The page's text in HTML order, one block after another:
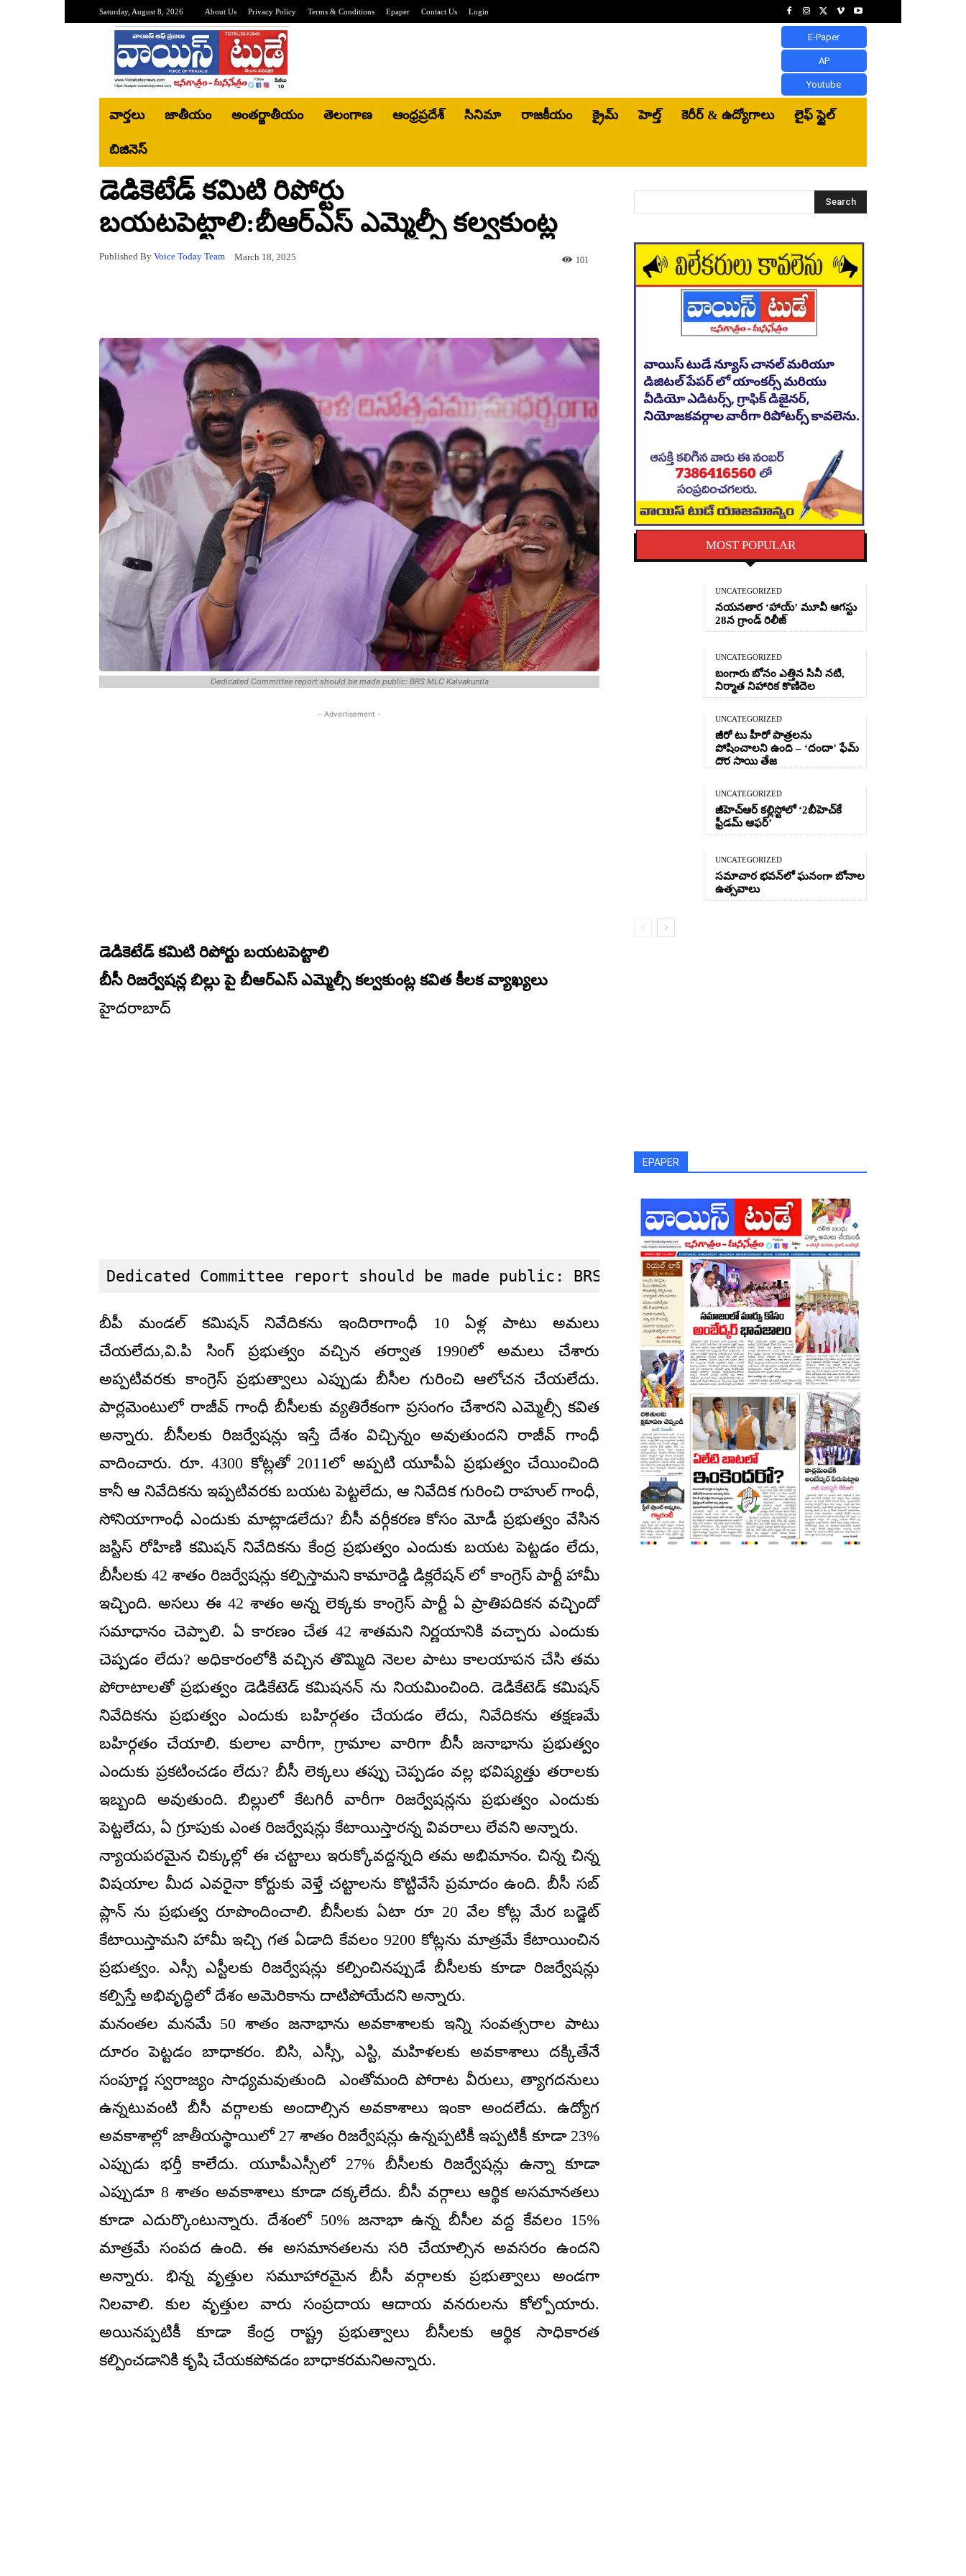
Saturday, August 8, 2026 About Us Privacy Policy Terms & Conditions Epaper Contact Us Login
E-Paper
AP
Youtube
వార్తలు జాతీయం అంతర్జాతీయం తెలంగాణ ఆంధ్రప్రదేశ్ సినిమా రాజకీయం క్రైమ్ హెల్త్‌ కెరీర్ & ఉద్యోగాలు లైఫ్ స్టైల్
బిజినెస్‌
డెడికెటేడ్ కమిటి రిపోర్టు
బయటపెట్టాలి:బీఆర్ఎస్ ఎమ్మెల్సీ కల్వకుంట్ల
Published By Voice Today Team March 18, 2025 101
Dedicated Committee report should be made public: BRS MLC Kalvakuntla
- Advertisement -
డెడికెటేడ్ కమిటి రిపోర్టు బయటపెట్టాలి
బీసీ రిజర్వేషన్ల బిల్లు పై బీఆర్ఎస్ ఎమ్మెల్సీ కల్వకుంట్ల కవిత కీలక వ్యాఖ్యలు
హైదరాబాద్
Dedicated Committee report should be made public: BRS MLC Kalvakuntla
బీపీ మండల్ కమిషన్ నివేదికను ఇందిరాగాంధీ 10 ఏళ్ల పాటు అమలు
చేయలేదు,వి.పి సింగ్ ప్రభుత్వం వచ్చిన తర్వాత 1990లో అమలు చేశారు
అప్పటివరకు కాంగ్రెస్ ప్రభుత్వాలు ఎప్పుడు బీసీల గురించి ఆలోచన చేయలేదు.
పార్లమెంటులో రాజీవ్ గాంధీ బీసీలకు వ్యతిరేకంగా ప్రసంగం చేశారని ఎమ్మెల్సీ కవిత
అన్నారు. బీసీలకు రిజర్వేషన్లు ఇస్తే దేశం విచ్చిన్నం అవుతుందని రాజీవ్ గాంధీ
వాదించారు. రూ. 4300 కోట్లతో 2011లో అప్పటి యూపీఏ ప్రభుత్వం చేయించింది
కానీ ఆ నివేదికను ఇప్పటివరకు బయట పెట్టలేదు, ఆ నివేదిక గురించి రాహుల్ గాంధీ,
సోనియాగాంధీ ఎందుకు మాట్లాడలేదు? బీసీ వర్గీకరణ కోసం మోడీ ప్రభుత్వం వేసిన
జస్టిస్ రోహిణి కమిషన్ నివేదికను కేంద్ర ప్రభుత్వం ఎందుకు బయట పెట్టడం లేదు,
బీసీలకు 42 శాతం రిజర్వేషన్లు కల్పిస్తామని కామారెడ్డి డిక్లరేషన్ లో కాంగ్రెస్ పార్టీ హామీ
ఇచ్చింది. అసలు ఈ 42 శాతం అన్న లెక్కకు కాంగ్రెస్ పార్టీ ఏ ప్రాతిపదికన వచ్చిందో
సమాధానం చెప్పాలి. ఏ కారణం చేత 42 శాతమని నిర్ణయానికి వచ్చారు ఎందుకు
చెప్పడం లేదు? అధికారంలోకి వచ్చిన తొమ్మిది నెలల పాటు కాలయాపన చేసి తమ
పోరాటాలతో ప్రభుత్వం డెడికేటెడ్ కమిషనన్ ను నియమించింది. డెడికేటెడ్ కమిషన్
నివేదికను ప్రభుత్వం ఎందుకు బహిర్గతం చేయడం లేదు, నివేదికను తక్షణమే
బహిర్గతం చేయాలి. కులాల వారీగా, గ్రామాల వారిగా బీసీ జనాభాను ప్రభుత్వం
ఎందుకు ప్రకటించడం లేదు? బీసీ లెక్కలు తప్పు చెప్పడం వల్ల భవిష్యత్తు తరాలకు
ఇబ్బంది అవుతుంది. బిల్లులో కేటగిరీ వారీగా రిజర్వేషన్లను ప్రభుత్వం ఎందుకు
పెట్టలేదు, ఏ గ్రూపుకు ఎంత రిజర్వేషన్లు కేటాయిస్తారన్న వివరాలు లేవని అన్నారు.
న్యాయపరమైన చిక్కుల్లో ఈ చట్టాలు ఇరుక్కోవద్దన్నది తమ అభిమానం. చిన్న చిన్న
విషయాల మీద ఎవరైనా కోర్టుకు వెళ్తే చట్టాలను కొట్టివేసే ప్రమాదం ఉంది. బీసీ సబ్
ప్లాన్ ను ప్రభుత్వ రూపొందించాలి. బీసీలకు ఏటా రూ 20 వేల కోట్ల మేర బడ్జెట్
కేటాయిస్తామని హామీ ఇచ్చి గత ఏడాది కేవలం 9200 కోట్లను మాత్రమే కేటాయించిన
ప్రభుత్వం. ఎస్సీ ఎస్టీలకు రిజర్వేషన్లు కల్పించినప్పుడే బీసీలకు కూడా రిజర్వేషన్లు
కల్పిస్తే అభివృద్ధిలో దేశం అమెరికాను దాటిపోయేదని అన్నారు.
మనంతల మనమే 50 శాతం జనాభాను అవకాశాలకు ఇన్ని సంవత్సరాల పాటు
దూరం పెట్టడం బాధాకరం. బిసి, ఎస్సీ, ఎస్టి, మహిళలకు అవకాశాలు దక్కితేనే
సంపూర్ణ స్వరాజ్యం సాధ్యమవుతుంది ఎంతోమంది పోరాట వీరులు, త్యాగదనులు
ఉన్నటువంటి బీసీ వర్గాలకు అందాల్సిన అవకాశాలు ఇంకా అందలేదు. ఉద్యోగ
అవకాశాల్లో జాతీయస్థాయిలో 27 శాతం రిజర్వేషన్లు ఉన్నప్పటికీ ఇప్పటికీ కూడా 23%
ఎప్పుడు భర్తీ కాలేదు. యూపీఎస్సీలో 27% బీసీలకు రిజర్వేషన్లు ఉన్నా కూడా
ఎప్పుడూ 8 శాతం అవకాశాలు కూడా దక్కలేదు. బీసీ వర్గాలు ఆర్థిక అసమానతలు
కూడా ఎదుర్కొంటున్నారు. దేశంలో 50% జనాభా ఉన్న బీసీల వద్ద కేవలం 15%
మాత్రమే సంపద ఉంది. ఈ అసమానతలను సరి చేయాల్సిన అవసరం ఉందని
అన్నారు. భిన్న వృత్తుల సమూహారమైన బీసీ వర్గాలకు ప్రభుత్వాలు అండగా
నిలవాలి. కుల వృత్తుల వారు సంప్రదాయ ఆదాయ వనరులను కోల్పోయారు.
అయినప్పటికీ కూడా కేంద్ర రాష్ట్ర ప్రభుత్వాలు బీసీలకు ఆర్థిక సాధికారత
కల్పించడానికి కృషి చేయకపోవడం బాధాకరమనిఅన్నారు.
Search
MOST POPULAR
UNCATEGORIZED
నయనతార ‘హాయ్’ మూవీ ఆగస్టు
28న గ్రాండ్ రిలీజ్
UNCATEGORIZED
బంగారు బోనం ఎత్తిన సినీ నటి,
నిర్మాత నిహారిక కొణిదెల
UNCATEGORIZED
జీరో టు హీరో పాత్రలను
పోషించాలని ఉంది – ‘దందా’ ఫేమ్
దొర సాయి తేజ
UNCATEGORIZED
జీహెచ్ఆర్‌ కల్లిస్టోలో ‘2బీహెచ్‌కే
ఫ్రీడమ్ ఆఫర్’
UNCATEGORIZED
సమాచార భవన్‌లో ఘనంగా బోనాల
ఉత్సవాలు
EPAPER